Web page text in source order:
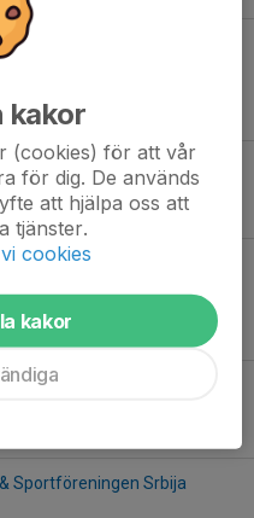
- Grizzlies SSC
BBK HBBK P12
- Helsingborg BBK
PU14
Sportföreningen Srbija
kakor
(cookies) för att vår
för dig. De används
att hjälpa oss att
tjänster.
cookies
kakor